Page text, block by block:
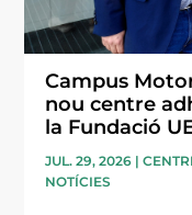
Campus
nou centre
la Fundació
JUL. 29, 2026 |
NOTÍCIES